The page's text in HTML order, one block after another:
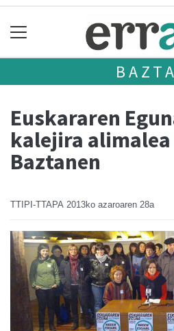
Euskararen
kalejira alimalea
Baztanen
TTIPI-TTAPA 2013ko azaroaren 28a